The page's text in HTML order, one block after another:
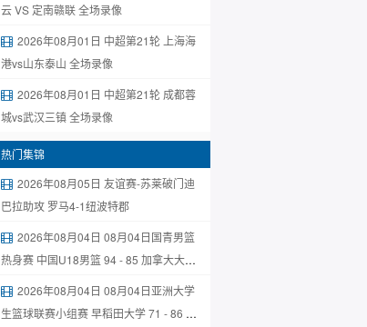
云 VS 定南赣联 全场录像
2026年08月01日 中超第21轮 上海海
港vs山东泰山 全场录像
2026年08月01日 中超第21轮 成都蓉
城vs武汉三镇 全场录像
热门集锦
2026年08月05日 友谊赛-苏莱破门迪
巴拉助攻 罗马4-1纽波特郡
2026年08月04日 08月04日国青男篮
热身赛 中国U18男篮 94 - 85 加拿大大卫·
安篮球学院 集锦
2026年08月04日 08月04日亚洲大学
生篮球联赛小组赛 早稻田大学 71 - 86 清